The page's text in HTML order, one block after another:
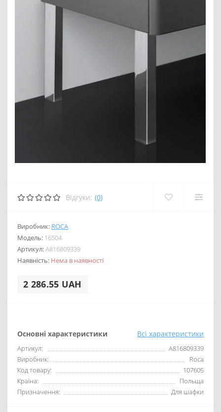
Відгуки: (0)
Виробник: ROCA
Модель: 16504
Артикул:A816809339
Наявність: Нема в наявності
2 286.55 UAH
Основні характеристики Всі характеристики
Артикул:
A816809339
Виробник:
Roca
Код товару:
107605
Країна:
Польща
Призначення:
Для шафки